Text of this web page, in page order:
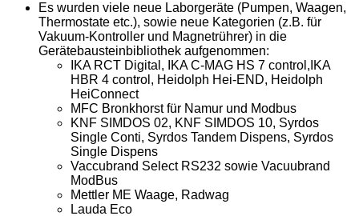
Es wurden viele neue Laborgeräte (Pumpen, Waagen,
Thermostate etc.), sowie neue Kategorien (z.B. für
Vakuum-Kontroller und Magnetrührer) in die
Gerätebausteinbibliothek aufgenommen:
IKA RCT Digital, IKA C-MAG HS 7 control,IKA
HBR 4 control, Heidolph Hei-END, Heidolph
HeiConnect
MFC Bronkhorst für Namur und Modbus
KNF SIMDOS 02, KNF SIMDOS 10, Syrdos
Single Conti, Syrdos Tandem Dispens, Syrdos
Single Dispens
Vaccubrand Select RS232 sowie Vacuubrand
ModBus
Mettler ME Waage, Radwag
Lauda Eco